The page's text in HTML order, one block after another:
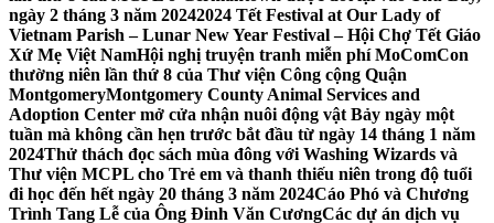
ngày 2 tháng 3 năm 20242024 Tết Festival at Our Lady of
Vietnam Parish – Lunar New Year Festival – Hội Chợ Tết Giáo
Xứ Mẹ Việt NamHội nghị truyện tranh miễn phí MoComCon
thường niên lần thứ 8 của Thư viện Công cộng Quận
MontgomeryMontgomery County Animal Services and
Adoption Center mở cửa nhận nuôi động vật Bảy ngày một
tuần mà không cần hẹn trước bắt đầu từ ngày 14 tháng 1 năm
2024Thử thách đọc sách mùa đông với Washing Wizards và
Thư viện MCPL cho Trẻ em và thanh thiếu niên trong độ tuổi
đi học đến hết ngày 20 tháng 3 năm 2024Cáo Phó và Chương
Trình Tang Lễ của Ông Đinh Văn CươngCác dự án dịch vụ